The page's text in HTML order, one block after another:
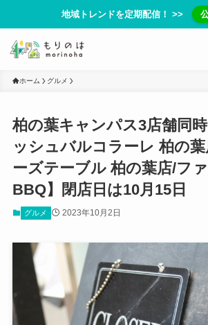
地域トレンドを定期配信！ >>
ホーム グルメ
柏の葉キャンパス3店舗同
ッシュバルコラーレ 柏の
ーズテーブル 柏の葉店/フ
BBQ】閉店日は10月15日
グルメ 2023年10月2日